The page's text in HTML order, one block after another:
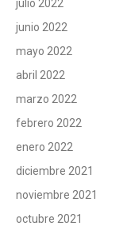
julio 2022
junio 2022
mayo 2022
abril 2022
marzo 2022
febrero 2022
enero 2022
diciembre 2021
noviembre 2021
octubre 2021